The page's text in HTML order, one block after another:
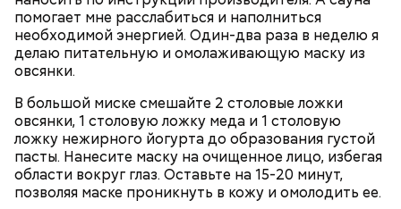
помогает мне расслабиться и наполниться
необходимой энергией. Один-два раза в неделю я
делаю питательную и омолаживающую маску из
овсянки.
В большой миске смешайте 2 столовые ложки
овсянки, 1 столовую ложку меда и 1 столовую
ложку нежирного йогурта до образования густой
пасты. Нанесите маску на очищенное лицо, избегая
области вокруг глаз. Оставьте на 15-20 минут,
позволяя маске проникнуть в кожу и омолодить ее.
День малины со сливками
кабачок;
брынза;
растительное масло;
помидоры черри либо грунтовые.
гипоксию и ухудшение физического состояния, —
предостерегла Соломатина.